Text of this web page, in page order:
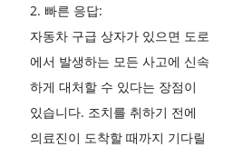
2. 빠른 응답:
자동차 구급 상자가 있으면 도로
에서 발생하는 모든 사고에 신속
하게 대처할 수 있다는 장점이
있습니다. 조치를 취하기 전에
의료진이 도착할 때까지 기다릴